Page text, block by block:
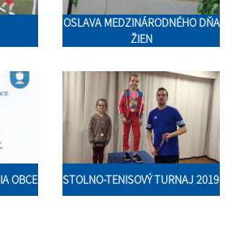
OSLAVA MEDZINÁRODNÉHO DŇA
ŽIEN
OBCE STOLNO-TENISOVÝ TURNAJ 2019